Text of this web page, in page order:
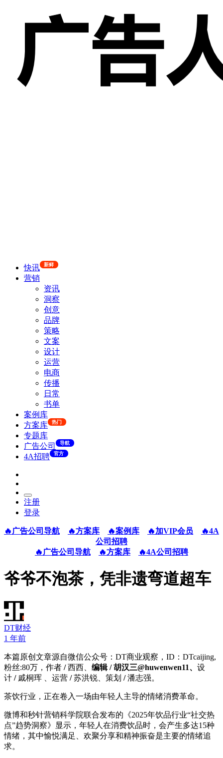
快讯 新鲜
营销
资讯
洞察
创意
品牌
策略
文案
设计
运营
电商
传播
日常
书单
案例库
方案库
热门
专题库
广告公司
导航
4A招聘 官方
注册
登录
🔥广告公司导航 🔥方案库 🔥案例库 🔥加VIP会员
🔥4A
公司招聘
🔥广告公司导航
🔥方案库 🔥4A公司招聘
爷爷不泡茶，凭非遗弯道超车
DT财经
1 年前
本篇原创文章源自微信公众号：DT商业观察，ID：DTcaijing,
粉丝:80万，作者 /西西、 编辑 / 胡汉三@huwenwen11、 设
计 /戚桐珲 、运营 /苏洪锐、策划 /潘志强。
茶饮行业，正在卷入一场由年轻人主导的情绪消费革命。
微博和秒针营销科学院联合发布的《2025年饮品行业“社交热
点”趋势洞察》显示，年轻人在消费饮品时，会产生多达15种
情绪，其中愉悦满足、欢聚分享和精神振奋是主要的情绪追
求。